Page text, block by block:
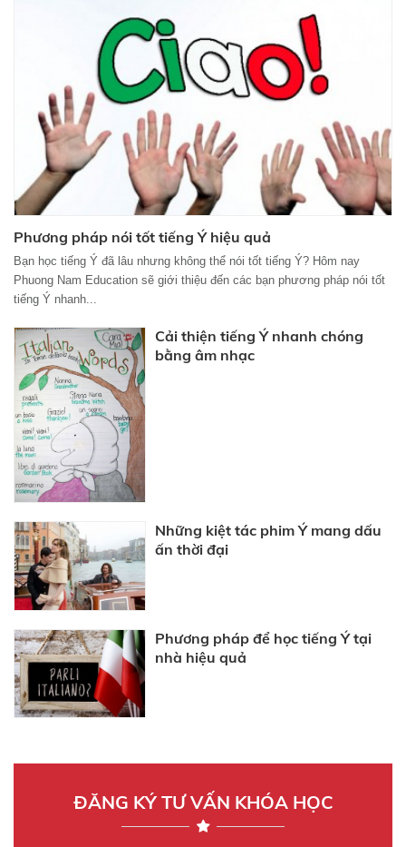
Phương pháp nói tốt tiếng Ý hiệu quả
Bạn học tiếng Ý đã lâu nhưng không thể nói tốt tiếng Ý? Hôm nay
Phuong Nam Education sẽ giới thiệu đến các bạn phương pháp nói tốt
tiếng Ý nhanh...
Cải thiện tiếng Ý nhanh chóng
bằng âm nhạc
Những kiệt tác phim Ý mang dấu
ấn thời đại
Phương pháp để học tiếng Ý tại
nhà hiệu quả
ĐĂNG KÝ TƯ VẤN KHÓA HỌC